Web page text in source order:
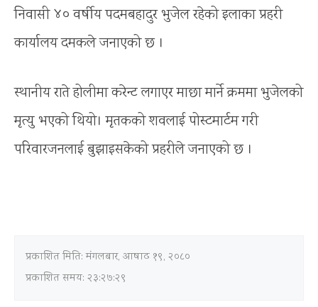
निवासी ४० वर्षीय पदमबहादुर भुजेल रहेको इलाका प्रहरी
कार्यालय दमकले जनाएको छ ।
स्थानीय राते होलीमा करेन्ट लगाएर माछा मार्ने क्रममा भुजेलको
मृत्यु भएको थियो। मृतकको शवलाई पोस्टमार्टम गरी
परिवारजनलाई बुझाइसकेको प्रहरीले जनाएको छ ।
प्रकाशित मिति:मंगलबार, आषाढ १९, २०८०
प्रकाशित समय: २३:२७:२९